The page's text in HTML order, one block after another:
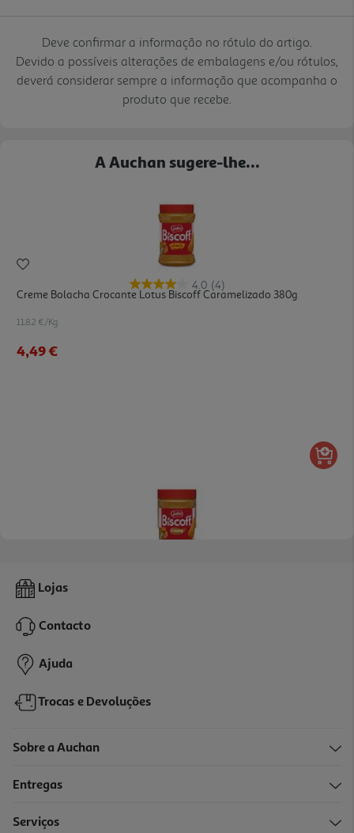
Deve confirmar a informação no rótulo do artigo.
Devido a possíveis alterações de embalagens e/ou rótulos,
deverá considerar sempre a informação que acompanha o
produto que recebe.
A Auchan sugere-lhe...
4.0 (4)
Creme Bolacha Crocante Lotus Biscoff Caramelizado 380g
11.82 €/Kg
4,49 €
Creme Bolacha Biscoff Lotus Caramelizado 400g
4,49 €
-35%
Lojas
Contacto
Ajuda
Trocas e Devoluções
Sobre a Auchan
Entregas
Serviços